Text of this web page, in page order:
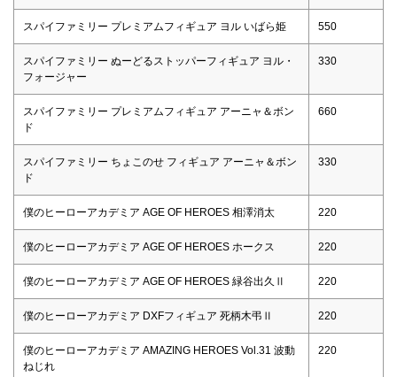
スパイファミリー プレミアムフィギュア ヨル いばら姫 550
スパイファミリー ぬーどるストッパーフィギュア ヨル・
フォージャー
330
スパイファミリー プレミアムフィギュア アーニャ＆ボン
ド
660
スパイファミリー ちょこのせ フィギュア アーニャ＆ボン
ド
330
僕のヒーローアカデミア AGE OF HEROES 相澤消太 220
僕のヒーローアカデミア AGE OF HEROES ホークス 220
僕のヒーローアカデミア AGE OF HEROES 緑谷出久Ⅱ 220
僕のヒーローアカデミア DXFフィギュア 死柄木弔Ⅱ 220
僕のヒーローアカデミア AMAZING HEROES Vol.31 波動
ねじれ
220